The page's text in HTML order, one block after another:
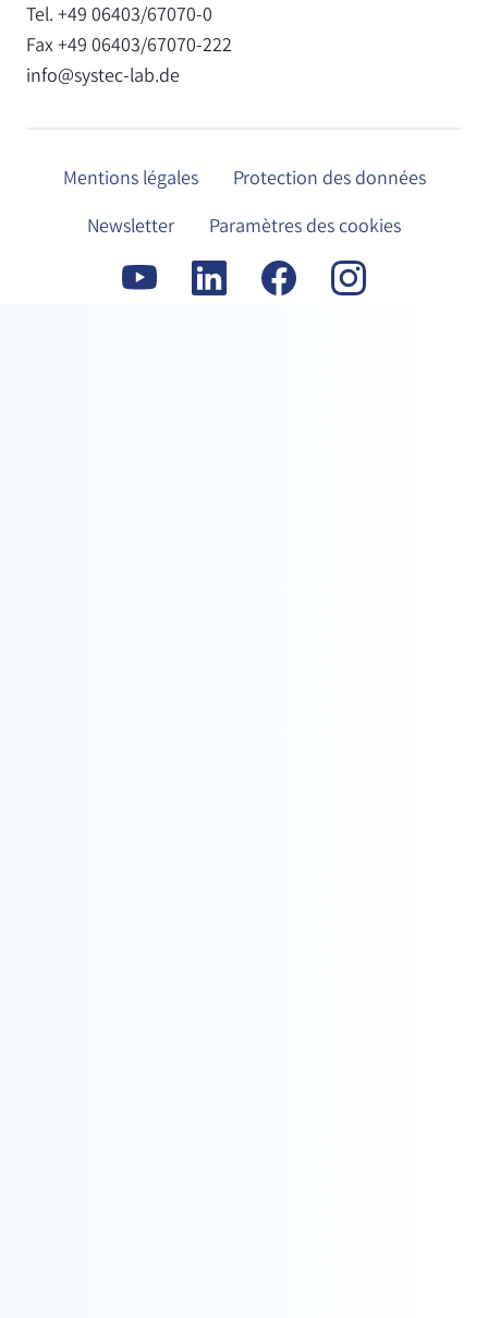
Tel. +49 06403/67070-0
Fax +49 06403/67070-222
info@systec-lab.de
Mentions légales
Protection des données
Newsletter
Paramètres des cookies